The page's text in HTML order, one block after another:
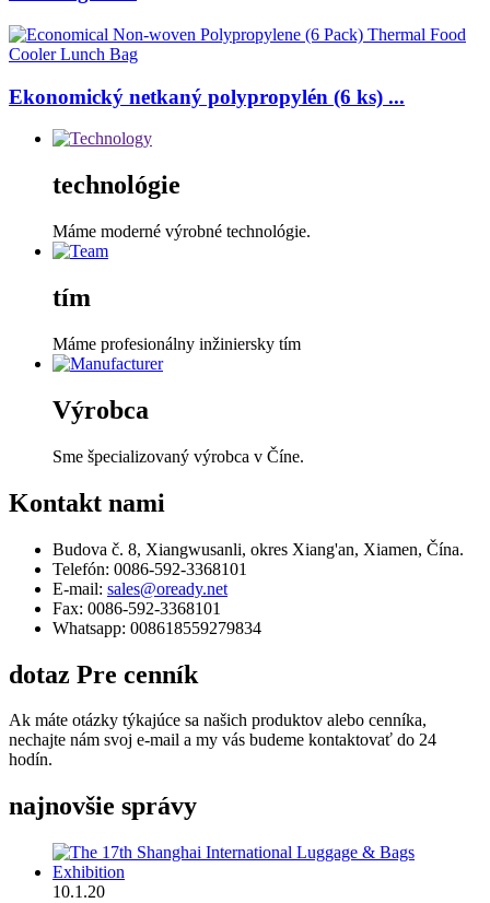
Ekonomický netkaný polypropylén (6 ks) ...
technológie
Máme moderné výrobné technológie.
tím
Máme profesionálny inžiniersky tím
Výrobca
Sme špecializovaný výrobca v Číne.
Kontakt nami
Budova č. 8, Xiangwusanli, okres Xiang'an, Xiamen, Čína.
Telefón: 0086-592-3368101
E-mail: sales@oready.net
Fax: 0086-592-3368101
Whatsapp: 008618559279834
dotaz Pre cenník
Ak máte otázky týkajúce sa našich produktov alebo cenníka,
nechajte nám svoj e-mail a my vás budeme kontaktovať do 24
hodín.
najnovšie správy
10.1.20